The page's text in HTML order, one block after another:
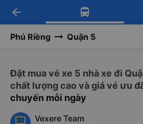
Tải app Vexere ngay!
Nhận ưu đãi thành viên độc
Tải app Vexere
-30k/ghế khi đặt vé máy
arrow_back
Phú Riềng Quận 5
Đặt mua vé xe 5 nhà xe đi
chất lượng cao và giá vé ưu
chuyến mỗi ngày
Vexere Team